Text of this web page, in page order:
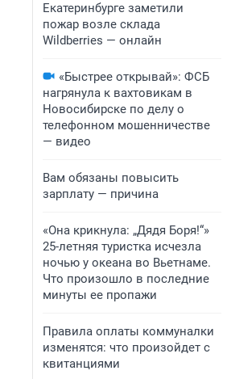
Екатеринбурге заметили
пожар возле склада
Wildberries — онлайн
«Быстрее открывай»: ФСБ
нагрянула к вахтовикам в
Новосибирске по делу о
телефонном мошенничестве
— видео
Вам обязаны повысить
зарплату — причина
«Она крикнула: „Дядя Боря!“»
25-летняя туристка исчезла
ночью у океана во Вьетнаме.
Что произошло в последние
минуты ее пропажи
Правила оплаты коммуналки
изменятся: что произойдет с
квитанциями